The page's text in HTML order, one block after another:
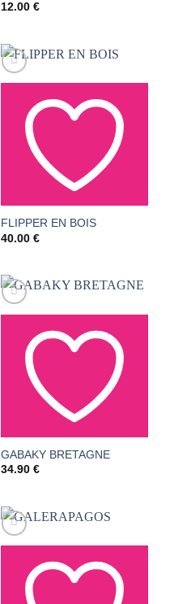
DE SOUHAITS
12.00 €
AJOUTER À LA LISTE
DE SOUHAITS
FLIPPER EN BOIS
40.00 €
AJOUTER À LA LISTE
DE SOUHAITS
GABAKY BRETAGNE
34.90 €